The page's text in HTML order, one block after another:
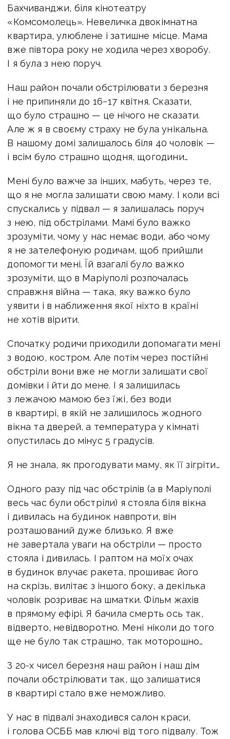
Бахчиванджи, біля кінотеатру
«Комсомолець». Невеличка двокімнатна
квартира, улюблене і затишне місце. Мама
вже півтора року не ходила через хворобу.
І я була з нею поруч.
Наш район почали обстрілювати з березня
і не припиняли до 16−17 квітня. Сказати,
що було страшно — це нічого не сказати.
Але ж я в своєму страху не була унікальна.
В нашому домі залишалось біля 40 чоловік —
і всім було страшно щодня, щогодини…
Мені було важче за інших, мабуть, через те,
що я не могла залишати свою маму. І коли всі
спускались у підвал — я залишалась поруч
з нею, під обстрілами. Мамі було важко
зрозуміти, чому у нас немає води, або чому
я не зателефоную родичам, щоб прийшли
допомогти мені. Їй взагалі було важко
зрозуміти, що в Маріуполі розпочалась
справжня війна — така, яку важко було
уявити і в наближення якої ніхто в країні
не хотів вірити.
Спочатку родичи приходили допомагати мені
з водою, костром. Але потім через постійні
обстріли вони вже не могли залишати свої
домівки і йти до мене. І я залишилась
з лежачою мамою без їжі, без води
в квартирі, в якій не залишилось жодного
вікна та дверей, а температура у кімнаті
опустилась до мінус 5 градусів.
Я не знала, як прогодувати маму, як її зігріти…
Одного разу під час обстрілів (а в Маріуполі
весь час були обстріли) я стояла біля вікна
і дивилась на будинок навпроти, він
розташований дуже близько. Я вже
не завертала уваги на обстріли — просто
стояла і дивилась. І раптом на моїх очах
в будинок влучає ракета, прошиває його
на скрізь, вилітає з іншого боку, а декілька
чоловік розриває на шматки. Фільм жахів
в прямому ефірі. Я бачила смерть ось так,
відверто, невідворотно. Мені ніколи до того
ще не було так страшно, так моторошно…
З 20-х чисел березня наш район і наш дім
почали обстрілювати так, що залишатися
в квартирі стало вже неможливо.
У нас в підвалі знаходився салон краси,
і голова ОСББ мав ключі від того підвалу. Тож